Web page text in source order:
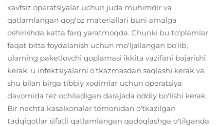
xavfsiz operatsiyalar uchun juda muhimdir va
qatlamlangan qog'oz materiallari buni amalga
oshirishda katta farq yaratmoqda. Chunki bu to'plamlar
faqat bitta foydalanish uchun mo'ljallangan bo'lib,
ularning paketlovchi qoplamasi ikkita vazifani bajarishi
kerak: u infektsiyalarni o'tkazmasdan saqlashi kerak va
shu bilan birga tibbiy xodimlar uchun operatsiya
davomida tez ochiladigan darajada oddiy bo'lishi kerak.
Bir nechta kasalxonalar tomonidan o'tkazilgan
tadqiqotlar sifatli qatlamlangan qadoqlashga o'tilganda